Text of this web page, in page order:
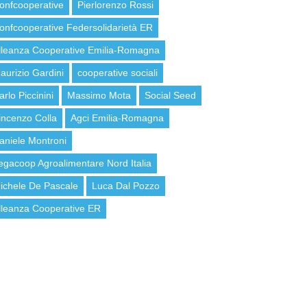
Pierlorenzo Rossi
Federsolidarietà ER
Cooperative Emilia-Romagna
Gardini cooperative sociali
Piccinini Massimo Mota Social Seed
Colla Agci Emilia-Romagna
Montroni
Agroalimentare Nord Italia
De Pascale Luca Dal Pozzo
Cooperative ER